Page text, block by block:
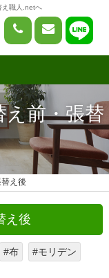
え職人.netへ
前・張替
え後
え後
#布
#モリデン